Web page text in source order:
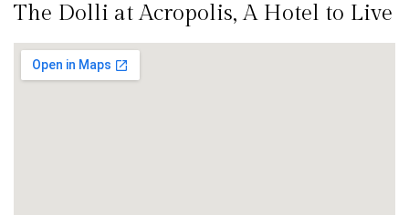
The Dolli at Acropolis, A Hotel to Live